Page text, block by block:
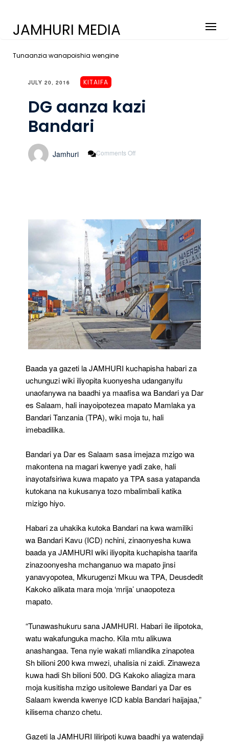
JAMHURI MEDIA
Tunaanzia wanapoishia wengine
JULY 20, 2016 KITAIFA
DG aanza kazi
Bandari
Jamhuri Comments Off
Baada ya gazeti la JAMHURI kuchapisha habari za
uchunguzi wiki iliyopita kuonyesha udanganyifu
unaofanywa na baadhi ya maafisa wa Bandari ya Dar
es Salaam, hali inayoipotezea mapato Mamlaka ya
Bandari Tanzania (TPA), wiki moja tu, hali
imebadilika.
Bandari ya Dar es Salaam sasa imejaza mzigo wa
makontena na magari kwenye yadi zake, hali
inayotafsiriwa kuwa mapato ya TPA sasa yatapanda
kutokana na kukusanya tozo mbalimbali katika
mizigo hiyo.
Habari za uhakika kutoka Bandari na kwa wamiliki
wa Bandari Kavu (ICD) nchini, zinaonyesha kuwa
baada ya JAMHURI wiki iliyopita kuchapisha taarifa
zinazoonyesha mchanganuo wa mapato jinsi
yanavyopotea, Mkurugenzi Mkuu wa TPA, Deusdedit
Kakoko alikata mara moja ‘mrija’ unaopoteza
mapato.
“Tunawashukuru sana JAMHURI. Habari ile ilipotoka,
watu wakafunguka macho. Kila mtu alikuwa
anashangaa. Tena nyie wakati mliandika zinapotea
Sh bilioni 200 kwa mwezi, uhalisia ni zaidi. Zinaweza
kuwa hadi Sh bilioni 500. DG Kakoko aliagiza mara
moja kusitisha mzigo usitolewe Bandari ya Dar es
Salaam kwenda kwenye ICD kabla Bandari haijajaa,”
kilisema chanzo chetu.
Gazeti la JAMHURI liliripoti kuwa baadhi ya watendaji